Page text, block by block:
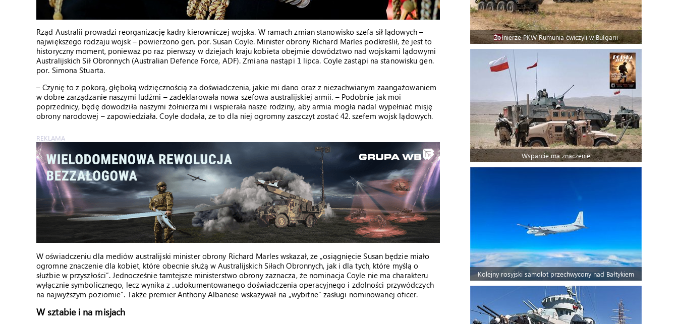
Rząd Australii prowadzi reorganizację kadry kierowniczej wojska. W ramach zmian stanowisko szefa sił lądowych –
największego rodzaju wojsk – powierzono gen. por. Susan Coyle. Minister obrony Richard Marles podkreślił, że jest to
historyczny moment, ponieważ po raz pierwszy w dziejach kraju kobieta obejmie dowództwo nad wojskami lądowymi
Australijskich Sił Obronnych (Australian Defence Force, ADF). Zmiana nastąpi 1 lipca. Coyle zastąpi na stanowisku gen.
por. Simona Stuarta.
– Czynię to z pokorą, głęboką wdzięcznością za doświadczenia, jakie mi dano oraz z niezachwianym zaangażowaniem
w dobre zarządzanie naszymi ludźmi – zadeklarowała nowa szefowa australijskiej armii. – Podobnie jak moi
poprzednicy, będę dowodziła naszymi żołnierzami i wspierała nasze rodziny, aby armia mogła nadal wypełniać misję
obrony narodowej – zapowiedziała. Coyle dodała, że to dla niej ogromny zaszczyt zostać 42. szefem wojsk lądowych.
REKLAMA
W oświadczeniu dla mediów australijski minister obrony Richard Marles wskazał, że „osiągnięcie Susan będzie miało
ogromne znaczenie dla kobiet, które obecnie służą w Australijskich Siłach Obronnych, jak i dla tych, które myślą o
służbie w przyszłości”. Jednocześnie tamtejsze ministerstwo obrony zaznacza, że nominacja Coyle nie ma charakteru
wyłącznie symbolicznego, lecz wynika z „udokumentowanego doświadczenia operacyjnego i zdolności przywódczych
na najwyższym poziomie”. Także premier Anthony Albanese wskazywał na „wybitne” zasługi nominowanej oficer.
W sztabie i na misjach
Żołnierze PKW Rumunia ćwiczyli w Bułgarii
Wsparcie ma znaczenie
Kolejny rosyjski samolot przechwycony nad Bałtykiem